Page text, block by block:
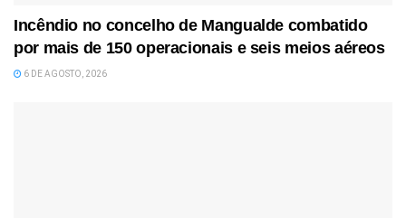
Incêndio no concelho de Mangualde combatido
por mais de 150 operacionais e seis meios aéreos
6 DE AGOSTO, 2026